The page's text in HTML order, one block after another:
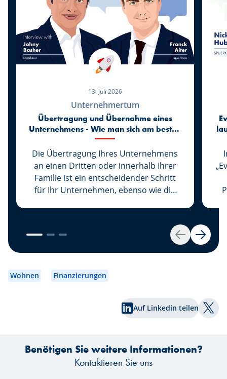
ZurückWeiter
13. Juli 2026
Unternehmertum
Übertragung und Übernahme eines
Unternehmens - Wie man sich am besten
vorbereitet
Die Übertragung Ihres Unternehmens
an einen Dritten oder innerhalb Ihrer
Familie ist ein entscheidender Schritt
für Ihr Unternehmen, ebenso wie die
werden diese beiden wichtigen Schritte
von Experten auf diesem Gebiet
Ob Sie nun Übertragender oder
Johny Basher und Franck Alter, beide
Berater für
Artikel die Schlüssel zu einer
erfolgreichen Übergabe. Viel Spaß beim
Wohnen Finanzierungen
Auf Linkedin teilen Auf
Benötigen Sie weitere Informationen?
Kontaktieren Sie uns